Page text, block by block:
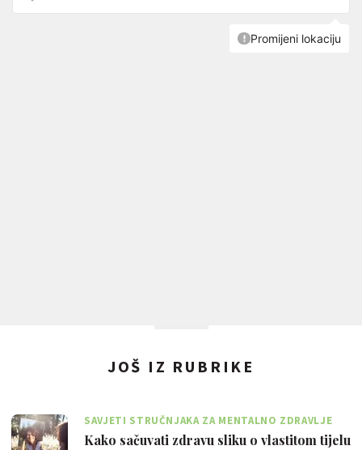
JOŠ IZ RUBRIKE
SAVJETI STRUČNJAKA ZA MENTALNO ZDRAVLJE
Kako sačuvati zdravu sliku o vlastitom tijelu